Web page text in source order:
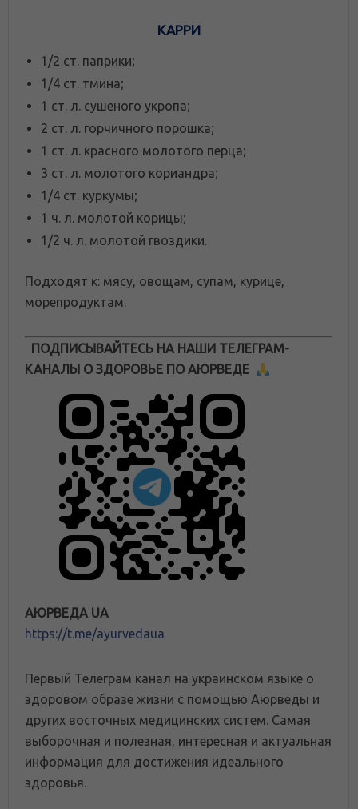
КАРРИ
1/2 ст. паприки;
1/4 ст. тмина;
1 ст. л. сушеного укропа;
2 ст. л. горчичного порошка;
1 ст. л. красного молотого перца;
3 ст. л. молотого кориандра;
1/4 ст. куркумы;
1 ч. л. молотой корицы;
1/2 ч. л. молотой гвоздики.
Подходят к: мясу, овощам, супам, курице,
морепродуктам.
ПОДПИСЫВАЙТЕСЬ НА НАШИ ТЕЛЕГРАМ-
КАНАЛЫ О ЗДОРОВЬЕ ПО АЮРВЕДЕ
АЮРВЕДА UA
https://t.me/ayurvedaua
Первый Телеграм канал на украинском языке о
здоровом образе жизни с помощью Аюрведы и
других восточных медицинских систем. Самая
выборочная и полезная, интересная и актуальная
информация для достижения идеального
здоровья.